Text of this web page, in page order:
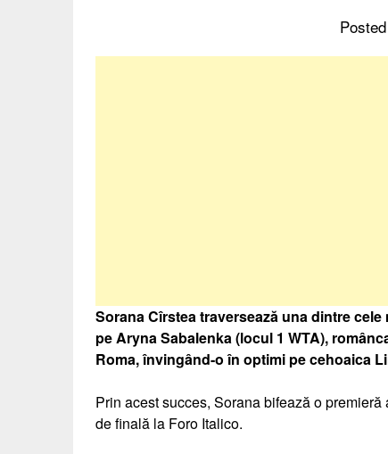
Sorana Cîrstea traversează una dintre
pe Aryna Sabalenka (locul 1 WTA),
Roma, învingând-o în optimi pe cehoaica
Prin acest succes, Sorana bifează o
de finală la Foro Italico.